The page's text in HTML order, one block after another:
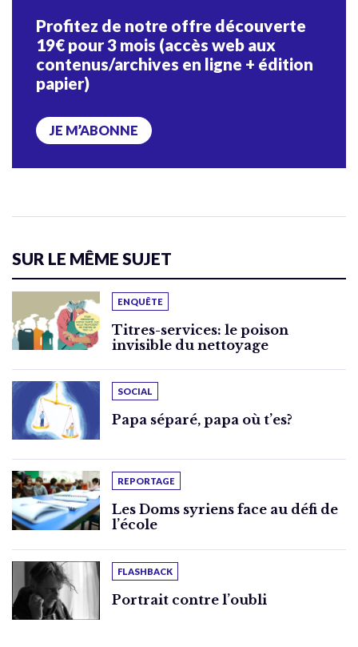
Profitez de notre offre découverte
19€ pour 3 mois (accès web aux
contenus/archives en ligne + édition
papier)
JE M’ABONNE
SUR LE MÊME SUJET
ENQUÊTE
Titres-services: le poison
invisible du nettoyage
SOCIAL
Papa séparé, papa où t’es?
REPORTAGE
Les Doms syriens face au défi de
l’école
FLASHBACK
Portrait contre l’oubli